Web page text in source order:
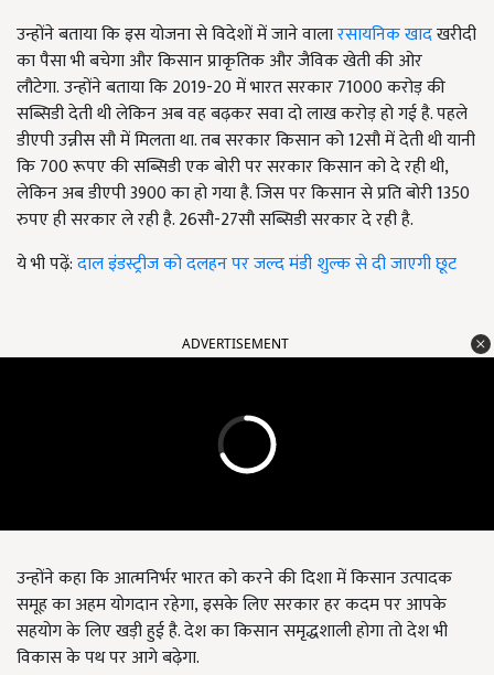
उन्होंने बताया कि इस योजना से विदेशों में जाने वालारसायनिक खादखरीदी
का पैसा भी बचेगा और किसान प्राकृतिक और जैविक खेती की ओर
लौटेगा. उन्होंने बताया कि 2019-20 में भारत सरकार 71000 करोड़ की
सब्सिडी देती थी लेकिन अब वह बढ़कर सवा दो लाख करोड़ हो गई है. पहले
डीएपी उन्नीस सौ में मिलता था. तब सरकार किसान को 12सौ में देती थी यानी
कि 700 रूपए की सब्सिडी एक बोरी पर सरकार किसान को दे रही थी,
लेकिन अब डीएपी 3900 का हो गया है. जिस पर किसान से प्रति बोरी 1350
रुपए ही सरकार ले रही है. 26सौ-27सौ सब्सिडी सरकार दे रही है.
ये भी पढ़ें:दाल इंडस्ट्रीज को दलहन पर जल्द मंडी शुल्क से दी जाएगी छूट
ADVERTISEMENT
उन्होंने कहा कि आत्मनिर्भर भारत को करने की दिशा में किसान उत्पादक
समूह का अहम योगदान रहेगा, इसके लिए सरकार हर कदम पर आपके
सहयोग के लिए खड़ी हुई है. देश का किसान समृद्धशाली होगा तो देश भी
विकास के पथ पर आगे बढ़ेगा.